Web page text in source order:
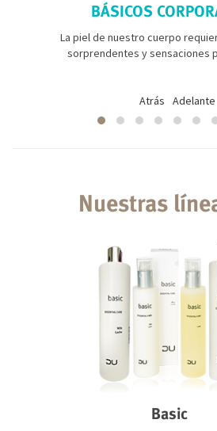
BÁSICOS
La piel de nuestro cuerpo
sorprendentes y sensaciones
Atrás Adelante
Nuestras
Basic